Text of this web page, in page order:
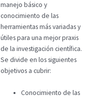
manejo básico y
conocimiento de las
herramientas más variadas y
útiles para una mejor praxis
de la investigación científica.
Se divide en los siguientes
objetivos a cubrir:
Conocimiento de las